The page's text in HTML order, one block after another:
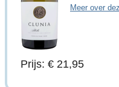
Meer over
Prijs: € 21,95